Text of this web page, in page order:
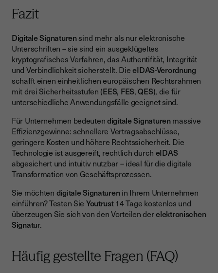
Fazit
Digitale Signaturensind mehr als nur elektronische
Unterschriften – sie sind ein ausgeklügeltes
kryptografisches Verfahren, das Authentifität, Integrität
und Verbindlichkeit sicherstellt. DieeIDAS-Verordnung
schafft einen einheitlichen europäischen Rechtsrahmen
mit drei Sicherheitsstufen (EES, FES,QES), die für
unterschiedliche Anwendungsfälle geeignet sind.
Für Unternehmen bedeutendigitale Signaturenmassive
Effizienzgewinne: schnellere Vertragsabschlüsse,
geringere Kosten und höhere Rechtssicherheit. Die
Technologie ist ausgereift, rechtlich durch eIDAS
abgesichert und intuitiv nutzbar – ideal für die digitale
Transformation von Geschäftsprozessen.
Sie möchten digitale Signaturenin Ihrem Unternehmen
einführen? Testen Sie Youtrust 14 Tage kostenlos und
überzeugen Sie sich von den Vorteilen derelektronischen
Signatur.
Häufig gestellte Fragen (FAQ)